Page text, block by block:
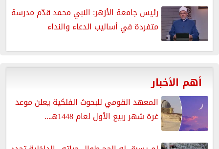
رئيس جامعة الأزهر: النبي محمد قدّم مدرسة
متفردة في أساليب الدعاء والنداء
أهم الأخبار
المعهد القومي للبحوث الفلكية يعلن موعد
غرة شهر ربيع الأول لعام 1448هـ...